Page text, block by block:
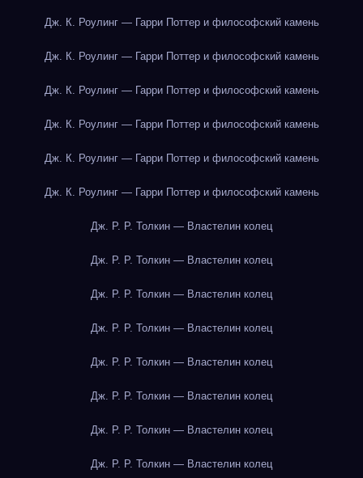
Дж. К. Роулинг — Гарри Поттер и философский камень
Дж. К. Роулинг — Гарри Поттер и философский камень
Дж. К. Роулинг — Гарри Поттер и философский камень
Дж. К. Роулинг — Гарри Поттер и философский камень
Дж. К. Роулинг — Гарри Поттер и философский камень
Дж. К. Роулинг — Гарри Поттер и философский камень
Дж. Р. Р. Толкин — Властелин колец
Дж. Р. Р. Толкин — Властелин колец
Дж. Р. Р. Толкин — Властелин колец
Дж. Р. Р. Толкин — Властелин колец
Дж. Р. Р. Толкин — Властелин колец
Дж. Р. Р. Толкин — Властелин колец
Дж. Р. Р. Толкин — Властелин колец
Дж. Р. Р. Толкин — Властелин колец